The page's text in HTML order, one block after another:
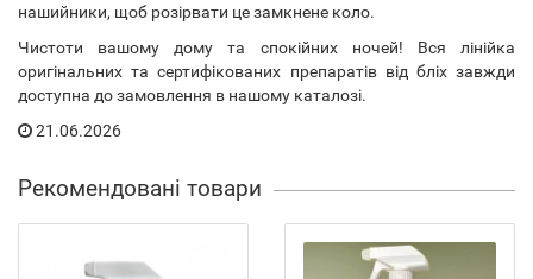
нашийники, щоб розірвати це замкнене коло.
Чистоти вашому дому та спокійних ночей! Вся лінійка
оригінальних та сертифікованих препаратів від бліх завжди
доступна до замовлення в нашому каталозі.
21.06.2026
Рекомендовані товари